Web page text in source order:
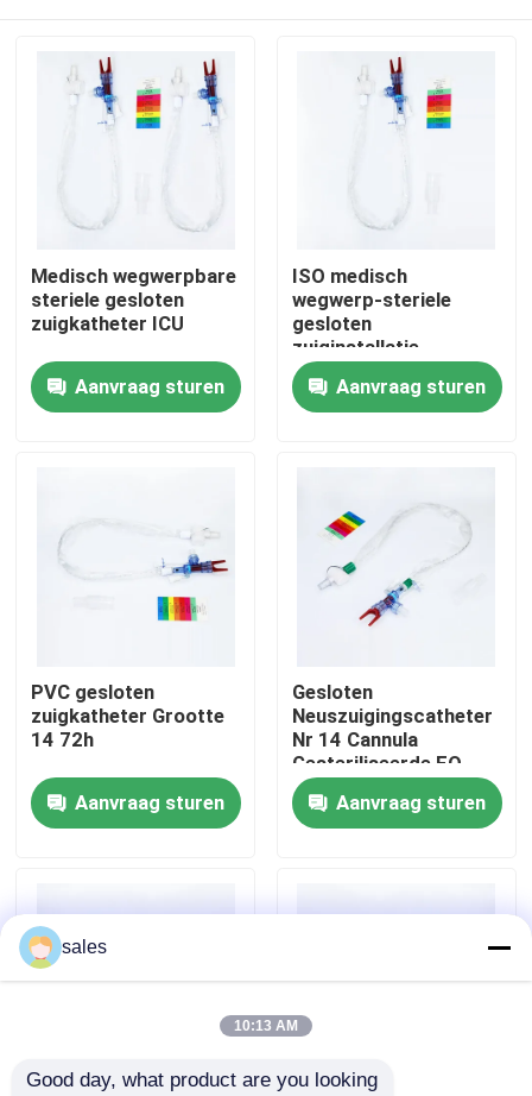
Thuis
Fabrieksreis
Kwaliteitscontrole
Vraag een offerte aan
Laryngeal Maskerluchtroute
Medisch wegwerpbare
steriele gesloten
zuigkatheter ICU
Aanvraag sturen
ISO medisch
wegwerp-steriele
gesloten
zuiginstallatie
Volwassenen 24 uur
Aanvraag sturen
PVC gesloten
zuigkatheter Grootte
14 72h
Aanvraag sturen
Gesloten
Neuszuigingscatheter
Nr 14 Cannula
Gesteriliseerde EO
Gamma Ray
Aanvraag sturen
sales
10:13 AM
Good day, what product are you looking